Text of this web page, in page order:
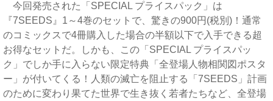
今回発売された「SPECIAL プライスパック」は
『7SEEDS』1～4巻のセットで、驚きの900円(税別)！通常
のコミックスで4冊購入した場合の半額以下で入手できる超
お得なセットだ。しかも、この「SPECIAL プライスパッ
ク」でしか手に入らない限定特典「全登場人物相関図ポスタ
ー」が付いてくる！人類の滅亡を阻止する「7SEEDS」計画
のために変わり果てた世界で生き抜く若者たちなど、全登場